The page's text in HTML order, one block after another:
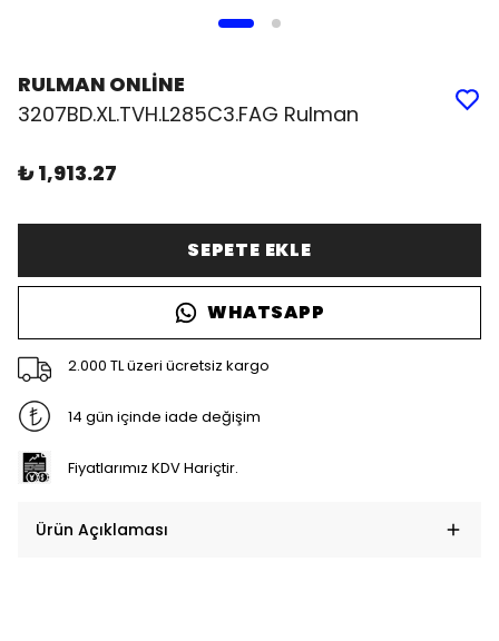
RULMAN ONLİNE
3207BD.XL.TVH.L285C3.FAG Rulman
₺ 1,913.27
SEPETE EKLE
WHATSAPP
2.000 TL üzeri ücretsiz kargo
14 gün içinde iade değişim
Fiyatlarımız KDV Hariçtir.
Ürün Açıklaması